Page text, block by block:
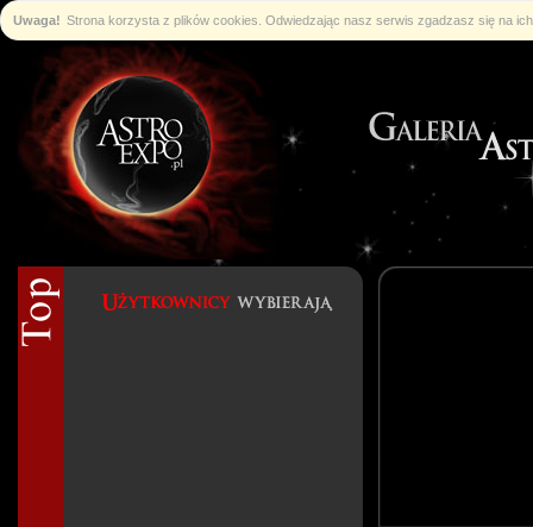
Uwaga! Strona korzysta z plików cookies. Odwiedzając nasz serwis zgadzasz się na